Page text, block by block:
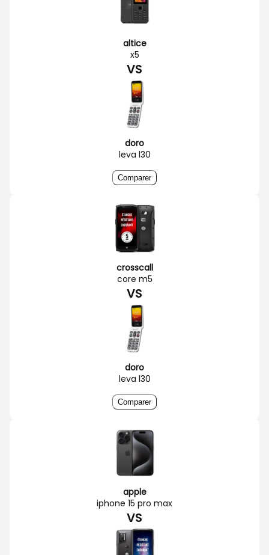
altice
x5
VS
doro
leva l30
Comparer
crosscall
core m5
VS
doro
leva l30
Comparer
apple
iphone 15 pro max
VS